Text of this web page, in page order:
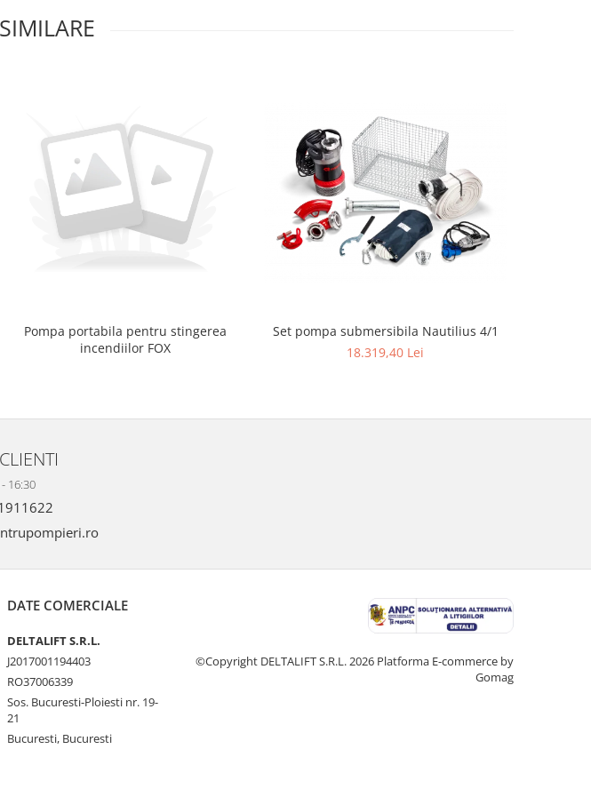
Pompa portabila pentru stingerea
incendiilor FOX
Set pompa submersibila Nautilius 4/1
18.319,40 Lei
16:30
DATE COMERCIALE
DELTALIFT S.R.L.
J2017001194403
RO37006339
Sos. Bucuresti-Ploiesti nr. 19-
21
Bucuresti, Bucuresti
©Copyright DELTALIFT S.R.L. 2026 Platforma E-commerce by
Gomag